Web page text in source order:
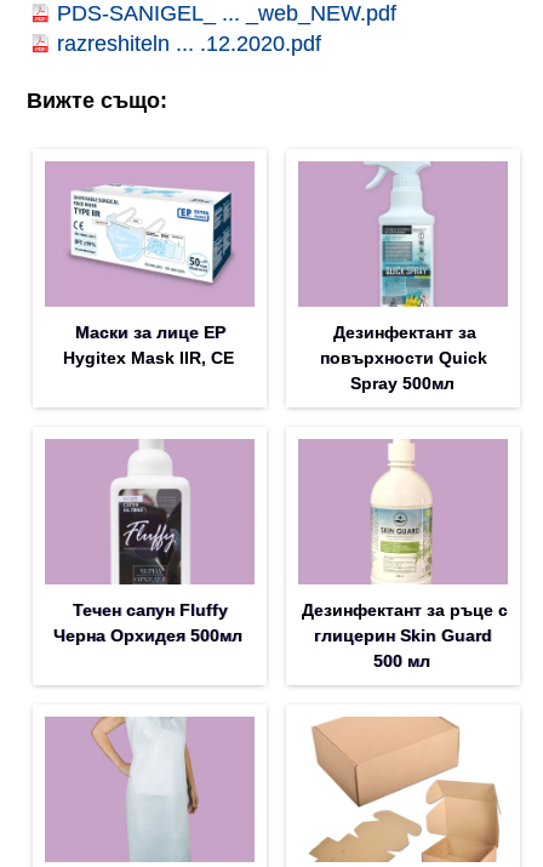
PDS-SANIGEL_ ... _web_NEW.pdf
razreshiteln ... .12.2020.pdf
Вижте също:
Маски за лице EP
Hygitex Mask IIR, CE
Дезинфектант за
повърхности Quick
Spray 500мл
Течен сапун Fluffy
Черна Орхидея 500мл
Дезинфектант за ръце с
глицерин Skin Guard
500 мл